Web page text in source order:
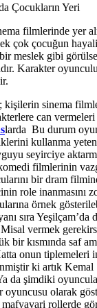
Çocukların Yeri
filmlerinde yer
çok çocuğun
meslek gibi
Karakter
; kişilerin sinema
can
larda Bu durum
kullanma
seyirciye
filmlerinin
bir dram
role inanmasını
örnek
sıra Yeşilçam’da
Misal vermek
bir kısmında saf
onun tiplemeleri
ki artık
da şimdiki
oyuncusu olarak
rollerde